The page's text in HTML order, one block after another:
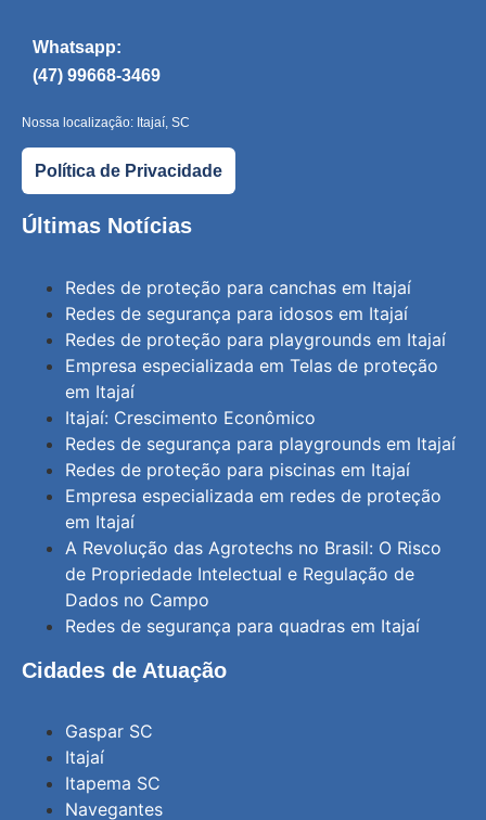
Whatsapp:
(47) 99668-3469
Nossa localização: Itajaí, SC
Política de Privacidade
Últimas Notícias
Redes de proteção para canchas em Itajaí
Redes de segurança para idosos em Itajaí
Redes de proteção para playgrounds em Itajaí
Empresa especializada em Telas de proteção
em Itajaí
Itajaí: Crescimento Econômico
Redes de segurança para playgrounds em Itajaí
Redes de proteção para piscinas em Itajaí
Empresa especializada em redes de proteção
em Itajaí
A Revolução das Agrotechs no Brasil: O Risco
de Propriedade Intelectual e Regulação de
Dados no Campo
Redes de segurança para quadras em Itajaí
Cidades de Atuação
Gaspar SC
Itajaí
Itapema SC
Navegantes